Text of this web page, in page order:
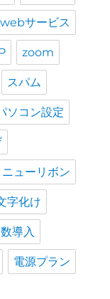
webサービス
zoom
スパム
ソコン設定
ニューリボン
字化け
導入
電源プラン